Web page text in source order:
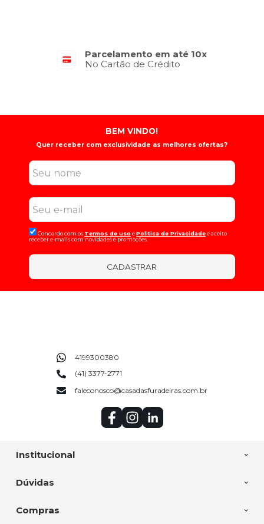
Parcelamento em até 10x
No Cartão de Crédito
BEM VINDO!
Quer receber com exclusividade as melhores ofertas?
Concordo com os Termos de uso ePolitica de Privacidadee aceito
receber e-mails com novidades e promoções.
CADASTRAR
Institucional
Dúvidas
Compras
4199300380
(41) 3377-2771
faleconosco@casadasfuradeiras.com.br